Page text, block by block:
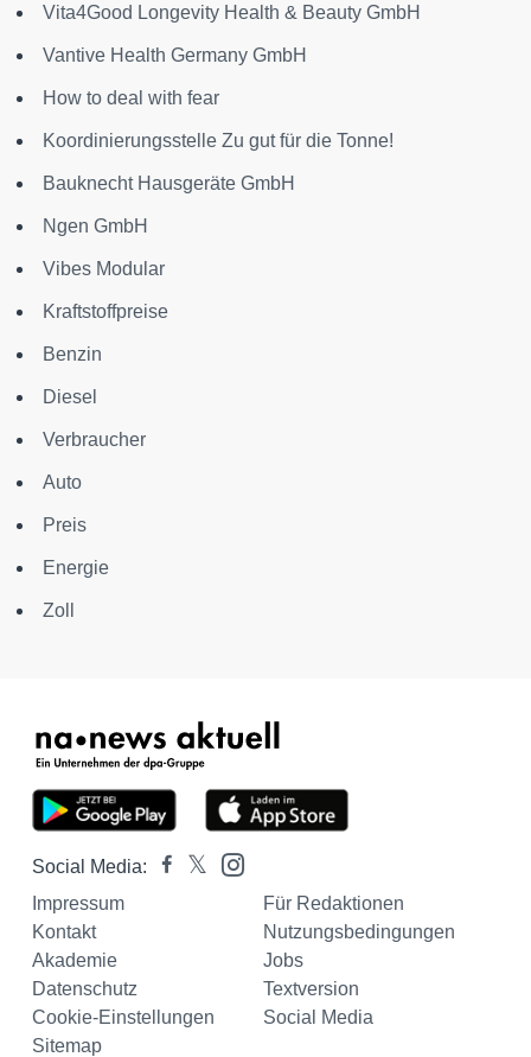
Vita4Good Longevity Health & Beauty GmbH
Vantive Health Germany GmbH
How to deal with fear
Koordinierungsstelle Zu gut für die Tonne!
Bauknecht Hausgeräte GmbH
Ngen GmbH
Vibes Modular
Kraftstoffpreise
Benzin
Diesel
Verbraucher
Auto
Preis
Energie
Zoll
Social Media:
Impressum
Für Redaktionen
Kontakt
Nutzungsbedingungen
Akademie
Jobs
Datenschutz
Textversion
Cookie-Einstellungen
Social Media
Sitemap